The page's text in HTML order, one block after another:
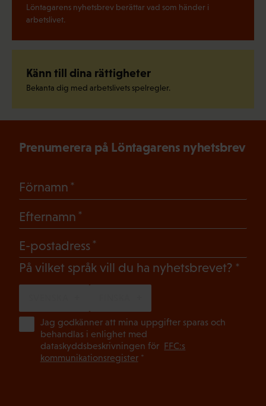
Löntagarens nyhetsbrev berättar vad som händer i
arbetslivet.
Känn till dina rättigheter
Bekanta dig med arbetslivets spelregler.
Prenumerera på Löntagarens nyhetsbrev
Förnamn
Efternamn
E-postadress
På vilket språk vill du ha nyhetsbrevet?
Jag godkänner att mina uppgifter sparas och
behandlas i enlighet med
dataskyddsbeskrivningen för FFC:s
kommunikationsregister*